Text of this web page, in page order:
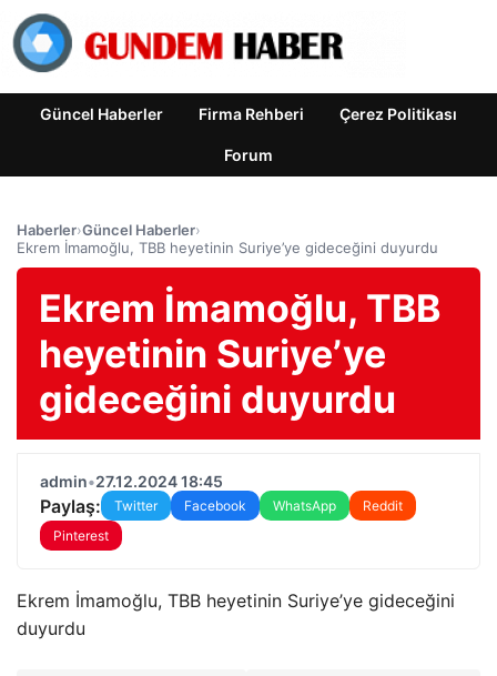
Güncel Haberler Firma Rehberi Çerez Politikası
Forum
Haberler›Güncel Haberler›
Ekrem İmamoğlu, TBB heyetinin Suriye’ye gideceğini duyurdu
Ekrem İmamoğlu, TBB
heyetinin Suriye’ye
gideceğini duyurdu
admin•27.12.2024 18:45
Paylaş: Twitter Facebook WhatsApp
Reddit
Pinterest
Ekrem İmamoğlu, TBB heyetinin Suriye’ye gideceğini
duyurdu